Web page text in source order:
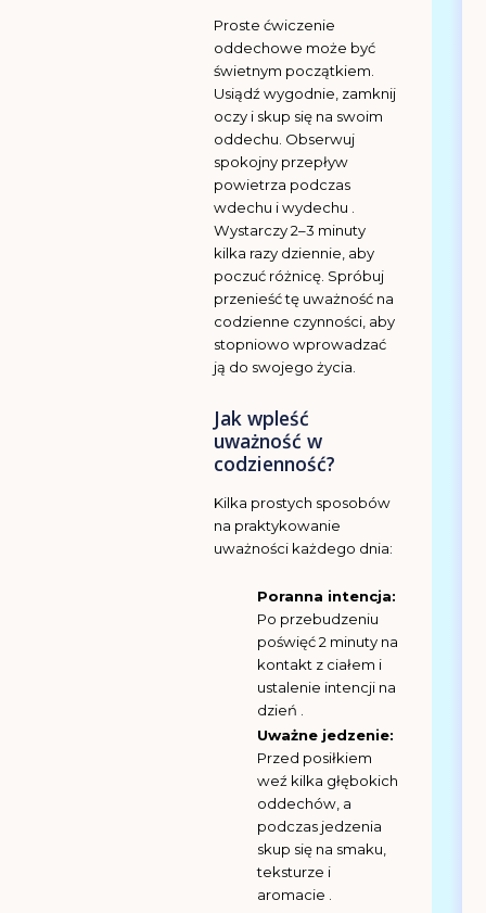
Proste ćwiczenie
oddechowe może być
świetnym początkiem.
Usiądź wygodnie, zamknij
oczy i skup się na swoim
oddechu. Obserwuj
spokojny przepływ
powietrza podczas
wdechu i wydechu .
Wystarczy 2–3 minuty
kilka razy dziennie, aby
poczuć różnicę. Spróbuj
przenieść tę uważność na
codzienne czynności, aby
stopniowo wprowadzać
ją do swojego życia.
Jak wpleść
uważność w
codzienność?
Kilka prostych sposobów
na praktykowanie
uważności każdego dnia:
Poranna intencja:
Po przebudzeniu
poświęć 2 minuty na
kontakt z ciałem i
ustalenie intencji na
dzień .
Uważne jedzenie:
Przed posiłkiem
weź kilka głębokich
oddechów, a
podczas jedzenia
skup się na smaku,
teksturze i
aromacie .